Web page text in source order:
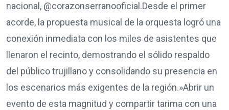
nacional, @corazonserranooficial.​Desde el primer
acorde, la propuesta musical de la orquesta logró una
conexión inmediata con los miles de asistentes que
llenaron el recinto, demostrando el sólido respaldo
del público trujillano y consolidando su presencia en
los escenarios más exigentes de la región.​»Abrir un
evento de esta magnitud y compartir tarima con una